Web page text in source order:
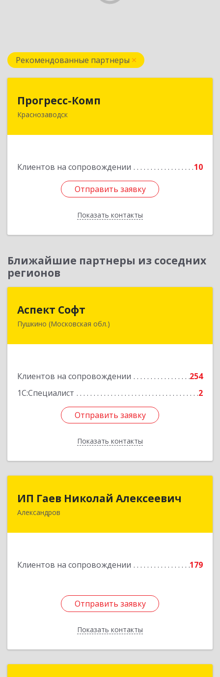
Рекомендованные партнеры
Прогресс-Комп
Краснозаводск
Клиентов на сопровождении 10
Отправить заявку
Показать контакты
141321, Московская обл, Сергиево-Посадский
Отправить заявку
Назад
Ближайшие партнеры из соседних
регионов
Аспект Софт
Пушкино (Московская обл.)
Клиентов на сопровождении
254
1С:Специалист
2
Отправить заявку
Показать контакты
141205, Московская обл, Пушкинский р-н,
Отправить заявку
Назад
ИП Гаев Николай Алексеевич
Александров
Клиентов на сопровождении 179
Отправить заявку
Показать контакты
ИП Гаев Николай Алексеевич
601650, Владимирская обл, Александровский р-
Отправить заявку
Назад